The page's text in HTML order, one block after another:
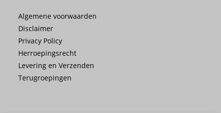
Algemene voorwaarden
Disclaimer
Privacy Policy
Herroepingsrecht
Levering en Verzenden
Terugroepingen